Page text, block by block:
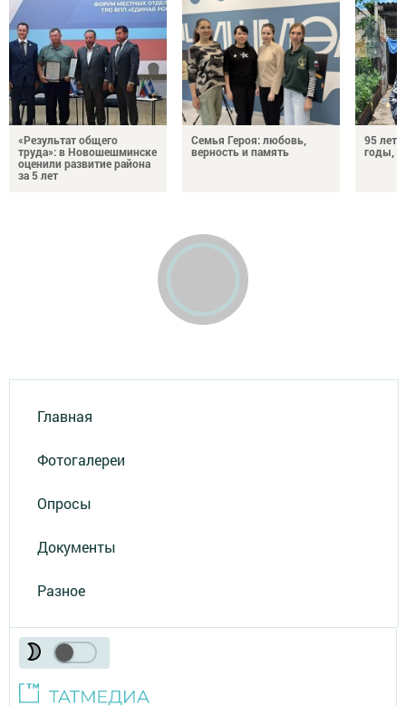
«Результат общего
труда»: в Новошешминске
оценили развитие района
за 5 лет
Семья Героя: любовь,
верность и память
95 лет
годы,
Главная
Фотогалереи
Опросы
Документы
Разное